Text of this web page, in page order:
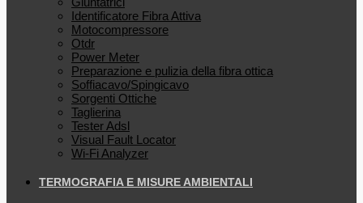
Identificatore Fibra Attiva
Motocompressore
Otdr
Power Meter
Preparazione e pulizia della fibra ottica
Soffiacavo/Spingicavo
Sorgenti Ottiche
Taglierina
Tester Adsl
Visual Fault Locator
Wi-Fi Analyzer
TERMOGRAFIA E MISURE AMBIENTALI